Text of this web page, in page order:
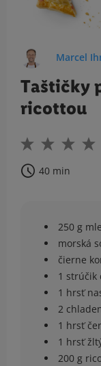
Marcel
Taštičky
ricottou
40 min
250 g
morská
čierne
1 strúčik
1 hrsť
2
1 hrsť
1 hrsť
200 g